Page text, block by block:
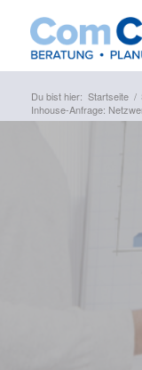
Du bist hier: Startseite /
Inhouse-Anfrage: